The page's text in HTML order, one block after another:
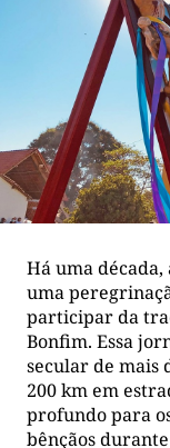
Há uma
uma
participar da
Bonfim. Essa
secular de mais
200 km em
profundo para
bênçãos